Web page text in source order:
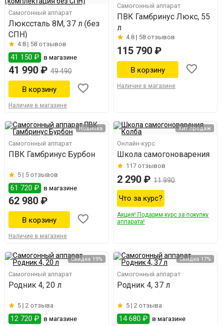
Самогонный аппарат
Люкссталь 8М, 37 л (без
СПН)
4.8 | 58 отзывов
41 150 ₽ в магазине
41 990 ₽ 49 490
Наличие в магазине
Самогонный аппарат
ПВК Гамбринус Люкс, 55
л
4.8 | 58 отзывов
115 790 ₽
Наличие в магазине
Новинка
Самогонный аппарат
ПВК Гамбринус Бурбон
5 | 5 отзывов
61 720 ₽ в магазине
62 980 ₽
Наличие в магазине
Хит продаж
Онлайн-курс
Школа самогоноварения
117 отзывов
2 290 ₽ 11 990
Что за курс?
Акция! Подарим курс за покупку
аппарата!
Скидка 19%
Самогонный аппарат
Родник 4, 20 л
5 | 2 отзыва
12 720 ₽ в магазине
Скидка 17%
Самогонный аппарат
Родник 4, 37 л
5 |2 отзыва
14 680 ₽ в магазине